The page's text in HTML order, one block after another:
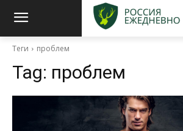
Теги проблем
Tag: проблем